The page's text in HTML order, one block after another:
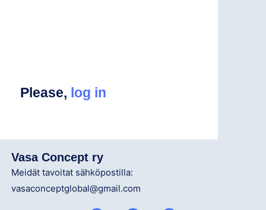
Please, log in
Vasa Concept ry
Meidät tavoitat sähköpostilla:
vasaconceptglobal@gmail.com